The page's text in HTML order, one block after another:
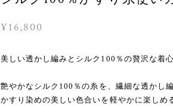
¥16,800
美しい透かし編みとシルク100％の贅沢な着
艶やかなシルク100％の糸を、繊細な透かし
かすり染めの美しい色合いを軽やかに楽しめ